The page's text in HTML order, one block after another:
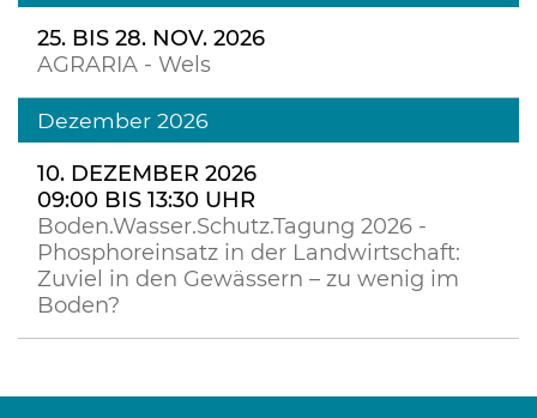
25. BIS 28. NOV. 2026
AGRARIA - Wels
Dezember 2026
10. DEZEMBER 2026
09:00 BIS 13:30 UHR
Boden.Wasser.Schutz.Tagung 2026 -
Phosphoreinsatz in der Landwirtschaft:
Zuviel in den Gewässern – zu wenig im
Boden?